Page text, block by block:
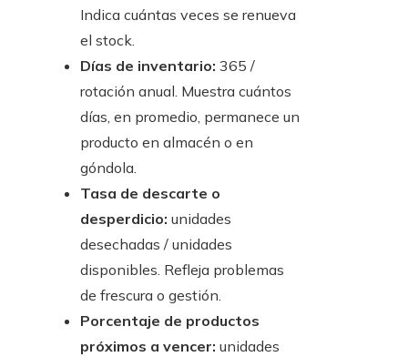
Indica cuántas veces se renueva
el stock.
Días de inventario: 365 /
rotación anual. Muestra cuántos
días, en promedio, permanece un
producto en almacén o en
góndola.
Tasa de descarte o
desperdicio: unidades
desechadas / unidades
disponibles. Refleja problemas
de frescura o gestión.
Porcentaje de productos
próximos a vencer: unidades